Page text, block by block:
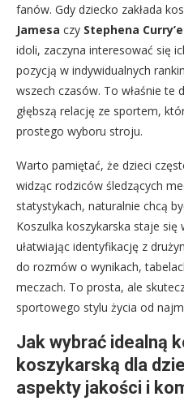
fanów. Gdy dziecko zakłada
Jamesa czy Stephena
idoli, zaczyna interesować się
pozycją w indywidualnych
wszech czasów. To właśnie te
głębszą relację ze sportem,
prostego wyboru stroju.
Warto pamiętać, że dzieci
widząc rodziców śledzących
statystykach, naturalnie chcą
Koszulka koszykarska staje
ułatwiając identyfikację z
do rozmów o wynikach,
meczach. To prosta, ale
sportowego stylu życia od
Jak wybrać idealną
koszykarską dla
aspekty jakości i